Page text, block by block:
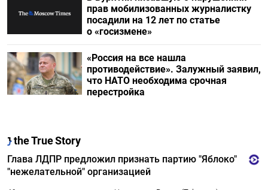
прав мобилизованных журналистку
посадили на 12 лет по статье
о «госизмене»
«Россия на все нашла
противодействие». Залужный заявил,
что НАТО необходима срочная
перестройка